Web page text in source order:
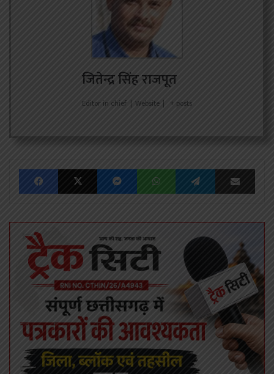
जितेन्द्र सिंह राजपूत
Editor in chief | Website | + posts
FacebookX MessengerWhatsAppTelegram Share via Email